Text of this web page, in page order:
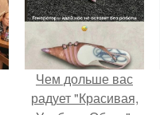
Чем дольше вас
радует "Красивая,